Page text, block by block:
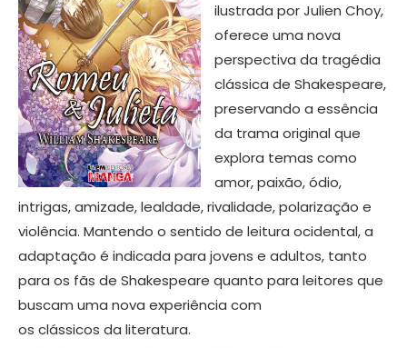
ilustrada por Julien Choy,
oferece uma nova
perspectiva da tragédia
clássica de Shakespeare,
preservando a essência
da trama original que
explora temas como
amor, paixão, ódio,
intrigas, amizade, lealdade, rivalidade, polarização e
violência. Mantendo o sentido de leitura ocidental, a
adaptação é indicada para jovens e adultos, tanto
para os fãs de Shakespeare quanto para leitores que
buscam uma nova experiência com
os clássicos da literatura.